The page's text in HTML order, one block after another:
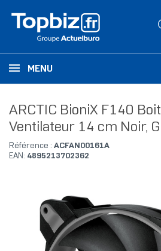
MENU
ARCTIC BioniX F140
Ventilateur 14 cm Noir,
Référence : ACFAN00161A
EAN: 4895213702362